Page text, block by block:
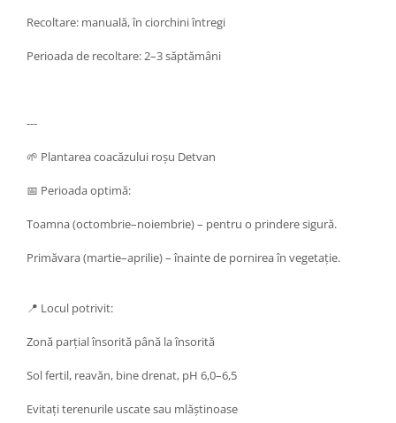
Recoltare: manuală, în ciorchini întregi
Perioada de recoltare: 2–3 săptămâni
---
🌱 Plantarea coacăzului roșu Detvan
📅 Perioada optimă:
Toamna (octombrie–noiembrie) – pentru o prindere sigură.
Primăvara (martie–aprilie) – înainte de pornirea în vegetație.
📍 Locul potrivit:
Zonă parțial însorită până la însorită
Sol fertil, reavăn, bine drenat, pH 6,0–6,5
Evitați terenurile uscate sau mlăștinoase